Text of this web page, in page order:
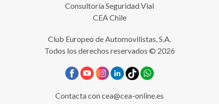
Consultoría Seguridad Vial
CEA Chile
Club Europeo de Automovilistas, S.A.
Todos los derechos reservados © 2026
Contacta concea@cea-online.es